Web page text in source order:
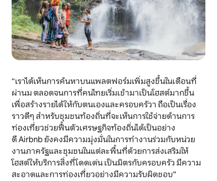
“เราได้เห็นการค้นหาบนแพลตฟอร์มเพิ่มสูงขึ้นในเดือนที่
ผ่านม ตลอดจนการที่คนไทยเริ่มเข้ามาเป็นโฮสต์มากขึ้น
เพื่อสร้างรายได้ให้กับตนเองและครอบครัวา ถือเป็นเรื่อง
ราวดีๆ สำหรับชุมชนท้องถิ่นที่จะเห็นการใช้จ่ายด้านการ
ท่องเที่ยวช่วยฟื้นตัวเศรษฐกิจท้องถิ่นได้เป็นอย่าง
ดี Airbnb ยังคงมีความมุ่งมั่นในการทำงานร่วมกับหน่วย
งานภาครัฐและชุมชนในแต่ละพื้นที่ด้วยการส่งเสริมให้
โฮสต์ให้บริการสิ่งที่โดดเด่น เป็นมิตรกับครอบครัว มีความ
สะอาดและการท่องเที่ยวอย่างมีความรับผิดชอบ”